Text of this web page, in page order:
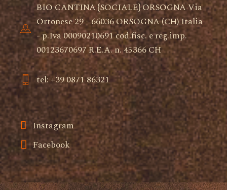
BIO CANTINA {SOCIALE} ORSOGNA Via
Ortonese 29 - 66036 ORSOGNA (CH) Italia
- p.Iva 00090210691 cod.fisc. e reg.imp.
00123670697 R.E.A. n. 45366 CH
tel: +39 0871 86321
Instagram
Facebook